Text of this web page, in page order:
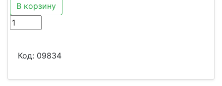
В корзину
Код: 09834